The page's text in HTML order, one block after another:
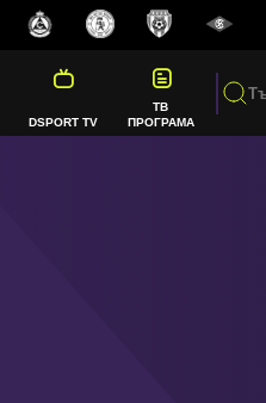
DSPORT TV
ТВ
ПРОГРАМА